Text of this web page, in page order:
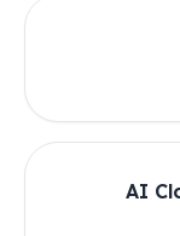
AI